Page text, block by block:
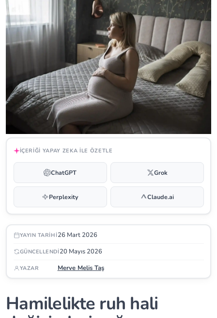
İÇERIĞI YAPAY ZEKA ILE ÖZETLE
ChatGPT Grok
Perplexity Claude.ai
YAYIN TARIHI26 Mart 2026
GÜNCELLENDI20 Mayıs 2026
YAZAR Merve Melis Taş
Hamilelikte ruh hali